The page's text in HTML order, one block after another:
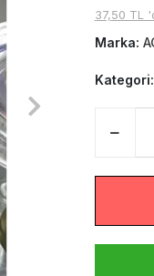
37,50 TL
Marka:
Kategori: